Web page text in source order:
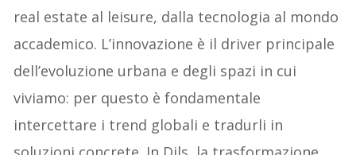
real estate al leisure, dalla tecnologia al mondo
accademico. L’innovazione è il driver principale
dell’evoluzione urbana e degli spazi in cui
viviamo: per questo è fondamentale
intercettare i trend globali e tradurli in